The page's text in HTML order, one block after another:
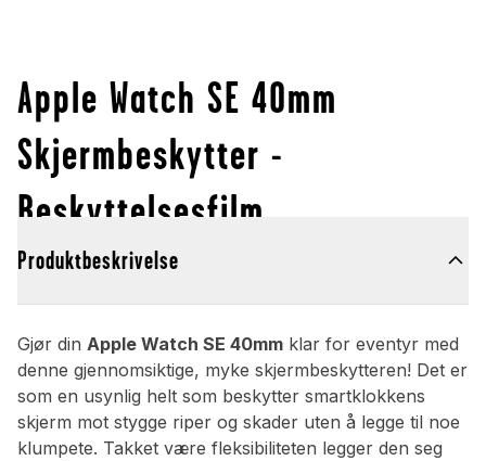
Apple Watch SE 40mm
Skjermbeskytter -
Beskyttelsesfilm
Produktbeskrivelse
Gjør din Apple Watch SE 40mm klar for eventyr med
denne gjennomsiktige, myke skjermbeskytteren! Det er
som en usynlig helt som beskytter smartklokkens
skjerm mot stygge riper og skader uten å legge til noe
klumpete. Takket være fleksibiliteten legger den seg